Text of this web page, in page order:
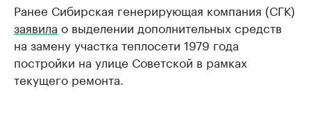
Ранее Сибирская генерирующая компания (СГК)
заявила о выделении дополнительных средств
на замену участка теплосети 1979 года
постройки на улице Советской в рамках
текущего ремонта.